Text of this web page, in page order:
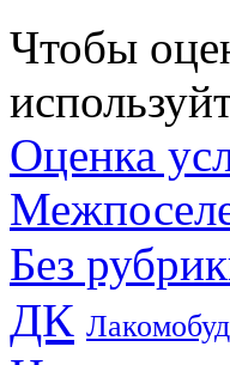
Чтобы
Оценка
Без
ДК